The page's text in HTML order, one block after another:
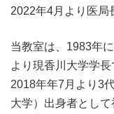
2022年4月より医局
当教室は、1983年
より現香川大学学
2018年年7月より3
大学）出身者とし